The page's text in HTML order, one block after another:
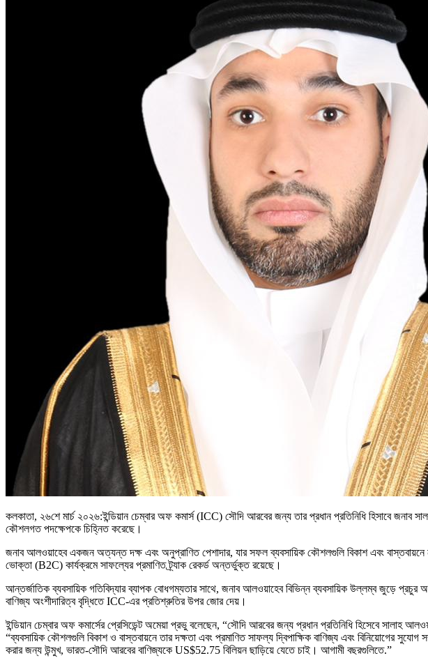
কলকাতা, ২৬শে মার্চ ২০২৬:ইন্ডিয়ান চেম্বার অফ কমার্স (ICC) সৌদি আরবের জন্য তার প্রধান প্রতিনিধি হিসাবে জনাব
কৌশলগত পদক্ষেপকে চিহ্নিত করেছে।
জনাব আলওয়াহেব একজন অত্যন্ত দক্ষ এবং অনুপ্রাণিত পেশাদার, যার সফল ব্যবসায়িক কৌশলগুলি বিকাশ এবং
ভোক্তা (B2C) কার্যক্রমে সাফল্যের প্রমাণিত ট্র্যাক রেকর্ড অন্তর্ভুক্ত রয়েছে।
আন্তর্জাতিক ব্যবসায়িক গতিবিদ্যার ব্যাপক বোধগম্যতার সাথে, জনাব আলওয়াহেব বিভিন্ন ব্যবসায়িক উল্লম্ব জুড়ে প্রচুর
বাণিজ্য অংশীদারিত্ব বৃদ্ধিতে ICC-এর প্রতিশ্রুতির উপর জোর দেয়।
ইন্ডিয়ান চেম্বার অফ কমার্সের প্রেসিডেন্ট অমেয়া প্রভু বলেছেন, “সৌদি আরবের জন্য প্রধান প্রতিনিধি হিসেবে
“ব্যবসায়িক কৌশলগুলি বিকাশ ও বাস্তবায়নে তার দক্ষতা এবং প্রমাণিত সাফল্য দ্বিপাক্ষিক বাণিজ্য এবং বিনিয়োগের সুযোগ
করার জন্য উন্মুখ, ভারত-সৌদি আরবের বাণিজ্যকে US$52.75 বিলিয়ন ছাড়িয়ে যেতে চাই। আগামী বছরগুলিতে.”